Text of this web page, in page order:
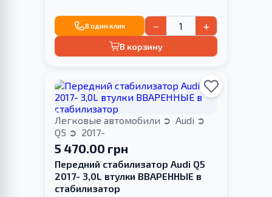
В один клик − +
В корзину
Легковые автомобили
Audi
Q5
2017-
5 470.00 грн
Передний стабилизатор Audi Q5
2017- 3,0L втулки ВВАРЕННЫЕ в
стабилизатор